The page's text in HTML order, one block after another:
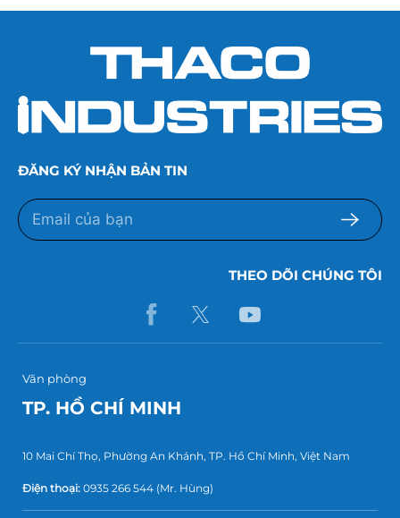
ĐĂNG KÝ NHẬN BẢN TIN
THEO DÕI CHÚNG TÔI
Văn phòng
TP. HỒ CHÍ MINH
10 Mai Chí Thọ, Phường An Khánh, TP. Hồ Chí Minh, Việt Nam
Điện thoại: 0935 266 544 (Mr. Hùng)